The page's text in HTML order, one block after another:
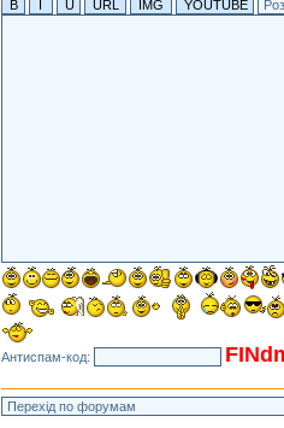
Антиспам-код: